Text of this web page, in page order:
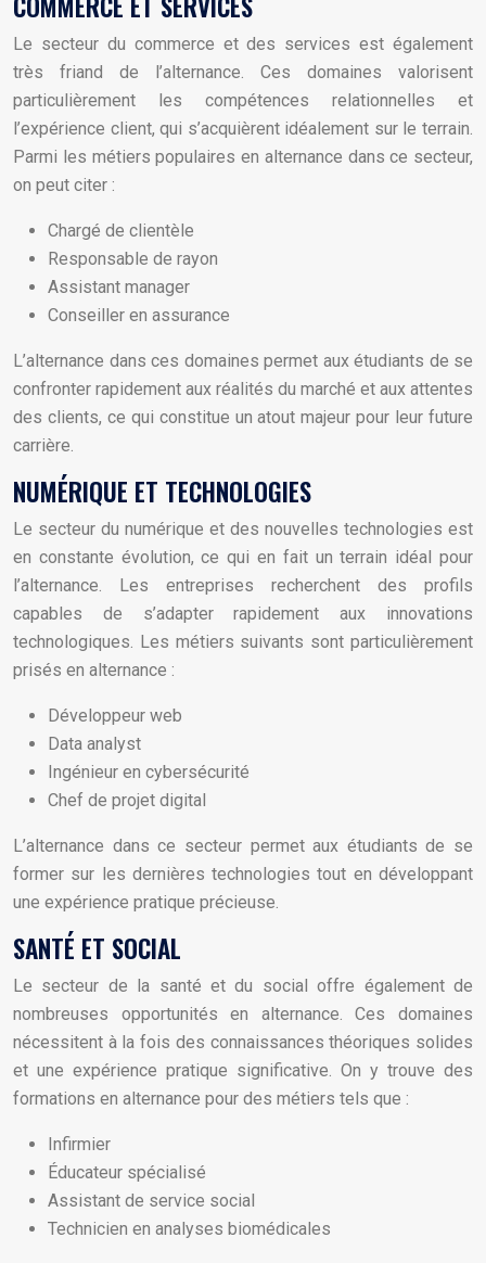
Le secteur du commerce et des services est également
très friand de l’alternance. Ces domaines valorisent
particulièrement les compétences relationnelles et
l’expérience client, qui s’acquièrent idéalement sur le terrain.
Parmi les métiers populaires en alternance dans ce secteur,
on peut citer :
Chargé de clientèle
Responsable de rayon
Assistant manager
Conseiller en assurance
L’alternance dans ces domaines permet aux étudiants de se
confronter rapidement aux réalités du marché et aux attentes
des clients, ce qui constitue un atout majeur pour leur future
carrière.
NUMÉRIQUE ET TECHNOLOGIES
Le secteur du numérique et des nouvelles technologies est
en constante évolution, ce qui en fait un terrain idéal pour
l’alternance. Les entreprises recherchent des profils
capables de s’adapter rapidement aux innovations
technologiques. Les métiers suivants sont particulièrement
prisés en alternance :
Développeur web
Data analyst
Ingénieur en cybersécurité
Chef de projet digital
L’alternance dans ce secteur permet aux étudiants de se
former sur les dernières technologies tout en développant
une expérience pratique précieuse.
SANTÉ ET SOCIAL
Le secteur de la santé et du social offre également de
nombreuses opportunités en alternance. Ces domaines
nécessitent à la fois des connaissances théoriques solides
et une expérience pratique significative. On y trouve des
formations en alternance pour des métiers tels que :
Infirmier
Éducateur spécialisé
Assistant de service social
Technicien en analyses biomédicales